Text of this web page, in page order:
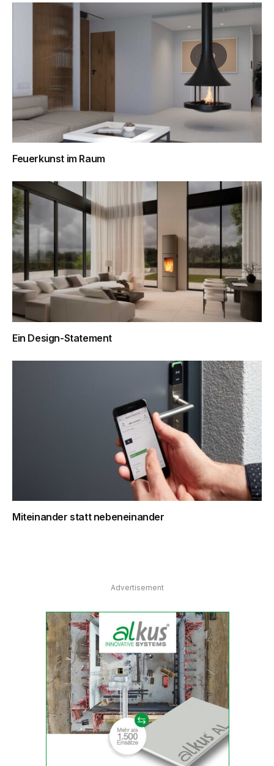
Feuerkunst im Raum
Ein Design-­Statement
Miteinander statt nebeneinander
Advertisement